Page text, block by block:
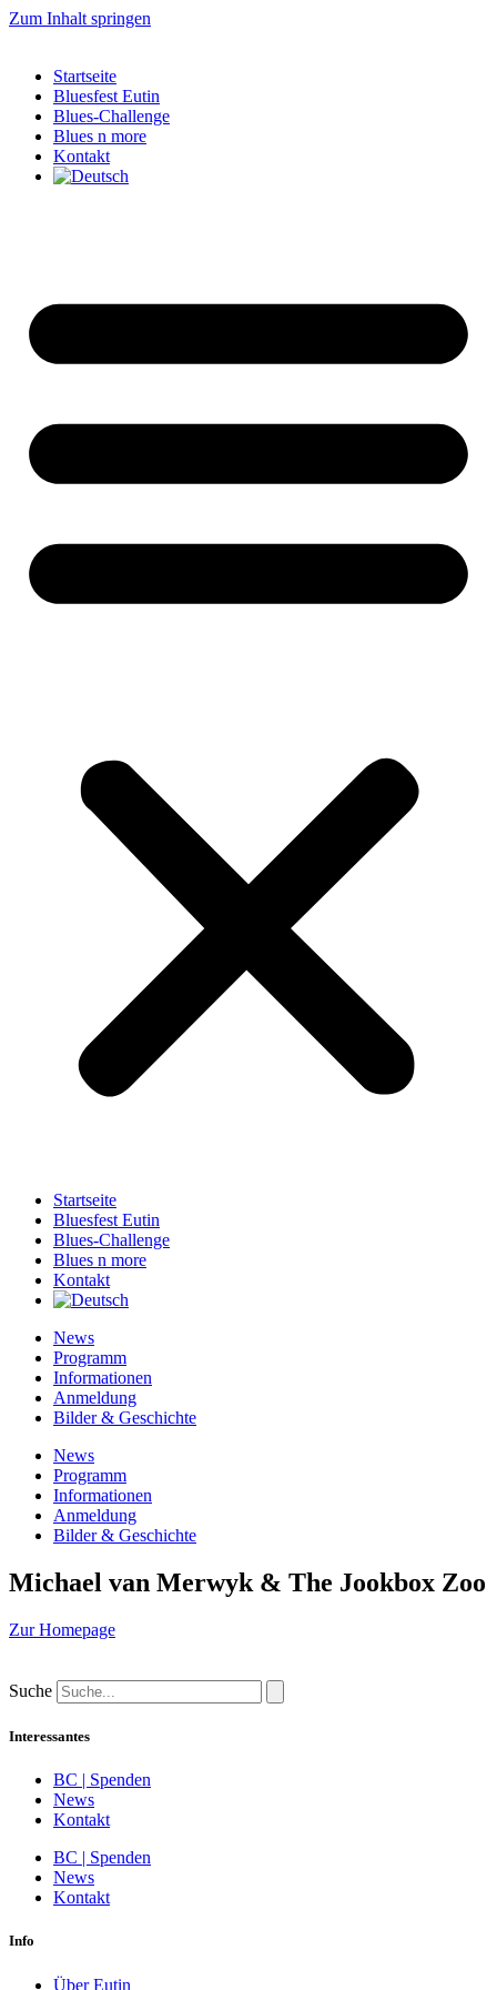
Zum Inhalt springen
Startseite
Bluesfest Eutin
Blues-Challenge
Blues n more
Kontakt
Startseite
Bluesfest Eutin
Blues-Challenge
Blues n more
Kontakt
News
Programm
Informationen
Anmeldung
Bilder & Geschichte
News
Programm
Informationen
Anmeldung
Bilder & Geschichte
Michael van Merwyk & The Jookbox Zoo
Zur Homepage
Suche
Interessantes
BC | Spenden
News
Kontakt
BC | Spenden
News
Kontakt
Info
Über Eutin